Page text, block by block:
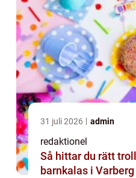
31 juli 2026 admin
redaktionel
Så hittar du rätt
barnkalas i Varberg